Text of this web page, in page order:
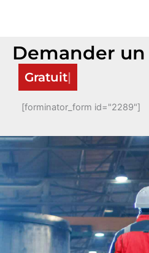
Demander
Gratuit
[forminator_form id="2289"]